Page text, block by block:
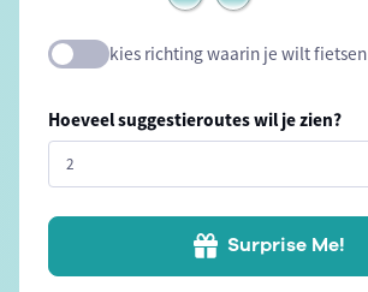
kies richting waarin je wilt fietsen
Hoeveel suggestieroutes wil je zien?
Surprise Me!